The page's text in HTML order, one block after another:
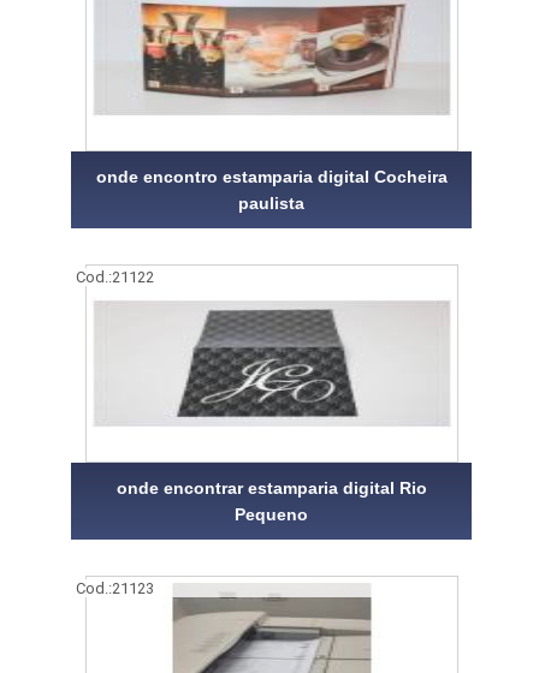
onde encontro estamparia digital Cocheira
paulista
Cod.:21122
onde encontrar estamparia digital Rio
Pequeno
Cod.:21123